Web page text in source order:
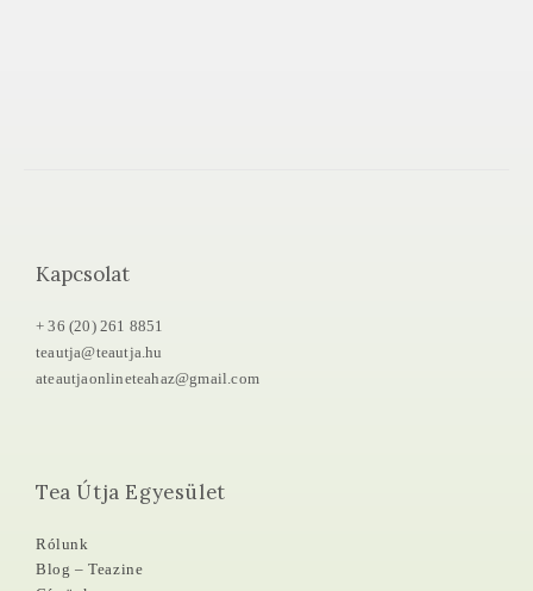
Kapcsolat
+ 36 (20) 261 8851
teautja@teautja.hu
ateautjaonlineteahaz@gmail.com
Tea Útja Egyesület
Rólunk
Blog – Teazine